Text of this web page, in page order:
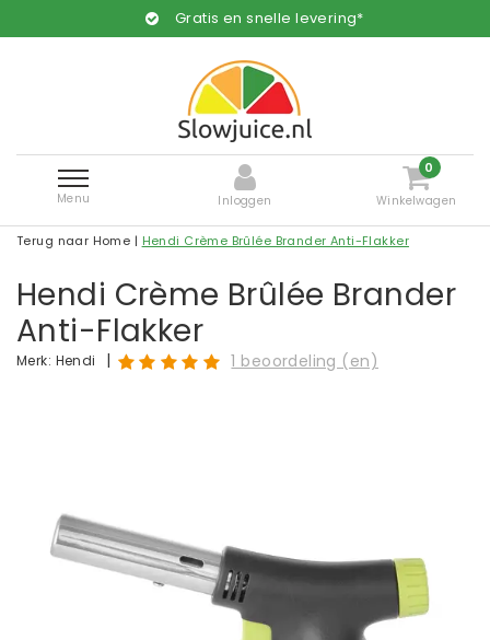
Gratis en snelle levering*
Menu Inloggen
0
Winkelwagen
Terug naar Home | Hendi Crème Brûlée Brander Anti-Flakker
Hendi Crème Brûlée Brander
Anti-Flakker
Merk: Hendi | 1 beoordeling (en)